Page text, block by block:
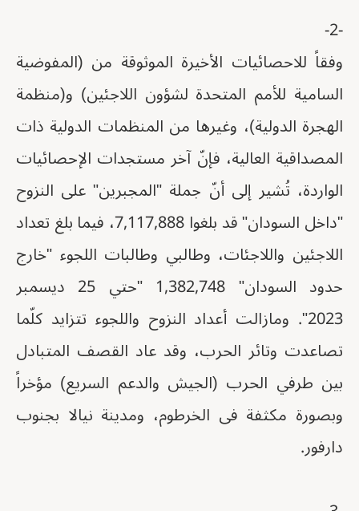
-2-
وفقاً للاحصائيات الأخيرة الموثوقة من (المفوضية
السامية للأمم المتحدة لشؤون اللاجئين) و(منظمة
الهجرة الدولية)، وغيرها من المنظمات الدولية ذات
المصداقية العالية، فإنّ آخر مستجدات الإحصائيات
الواردة، تُشير إلى أنّ جملة "المجبرين" على النزوح
"داخل السودان" قد بلغوا 7,117,888، فيما بلغ تعداد
اللاجئين واللاجئات، وطالبي وطالبات اللجوء "خارج
حدود السودان" 1,382,748 "حتي 25 ديسمبر
2023". ومازالت أعداد النزوح واللجوء تتزايد كلّما
تصاعدت وتائر الحرب، وقد عاد القصف المتبادل
بين طرفي الحرب (الجيش والدعم السريع) مؤخراً
وبصورة مكثفة فى الخرطوم، ومدينة نيالا بجنوب
دارفور.